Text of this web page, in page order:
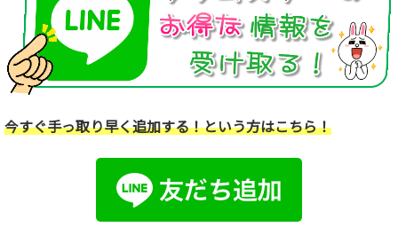
今すぐ手っ取り早く追加する！という方はこちら！